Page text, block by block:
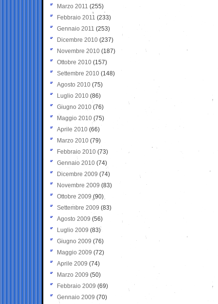
Marzo 2011 (255)
Febbraio 2011 (233)
Gennaio 2011 (253)
Dicembre 2010 (237)
Novembre 2010 (187)
Ottobre 2010 (157)
Settembre 2010 (148)
Agosto 2010 (75)
Luglio 2010 (86)
Giugno 2010 (76)
Maggio 2010 (75)
Aprile 2010 (66)
Marzo 2010 (79)
Febbraio 2010 (73)
Gennaio 2010 (74)
Dicembre 2009 (74)
Novembre 2009 (83)
Ottobre 2009 (90)
Settembre 2009 (83)
Agosto 2009 (56)
Luglio 2009 (83)
Giugno 2009 (76)
Maggio 2009 (72)
Aprile 2009 (74)
Marzo 2009 (50)
Febbraio 2009 (69)
Gennaio 2009 (70)